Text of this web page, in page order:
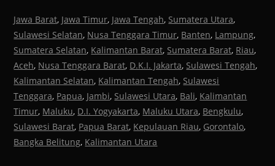
Jawa Barat, Jawa Timur, Jawa Tengah, Sumatera Utara,
Sulawesi Selatan, Nusa Tenggara Timur, Banten, Lampung,
Sumatera Selatan, Kalimantan Barat, Sumatera Barat, Riau,
Aceh, Nusa Tenggara Barat, D.K.I. Jakarta, Sulawesi Tengah,
Kalimantan Selatan, Kalimantan Tengah, Sulawesi
Tenggara, Papua, Jambi, Sulawesi Utara, Bali, Kalimantan
Timur, Maluku, D.I. Yogyakarta, Maluku Utara, Bengkulu,
Sulawesi Barat, Papua Barat, Kepulauan Riau, Gorontalo,
Bangka Belitung, Kalimantan Utara